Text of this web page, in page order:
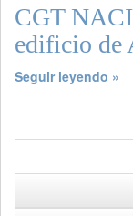
CGT
edificio de
Seguir leyendo »